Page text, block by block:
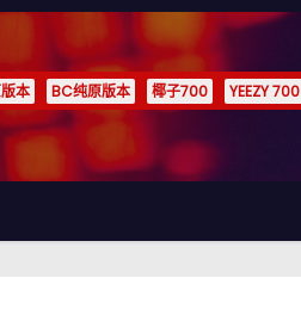
本 BC纯原版本 椰子700 YEEZY